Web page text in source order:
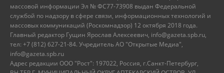
массовой информации Эл № ФС77-73908 выдан Федеральной
службой по надзору в сфере связи, информационных технологий и
массовых коммуникаций (Роскомнадзор) 12 октября 2018 года.
Главный редактор Гущин Ярослав Алексеевич, info@gazeta.spb.ru,
тел: +7 (812) 627-21-84. Учредитель АО "Открытые Медиа",
info@gazeta.spb.ru
Адрес редакции ООО "Рост": 197022, Россия, г.Санкт-Петербург,